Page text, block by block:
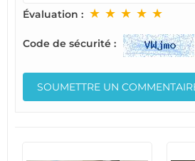
Évaluation : ★ ★ ★ ★ ★
Code de sécurité :